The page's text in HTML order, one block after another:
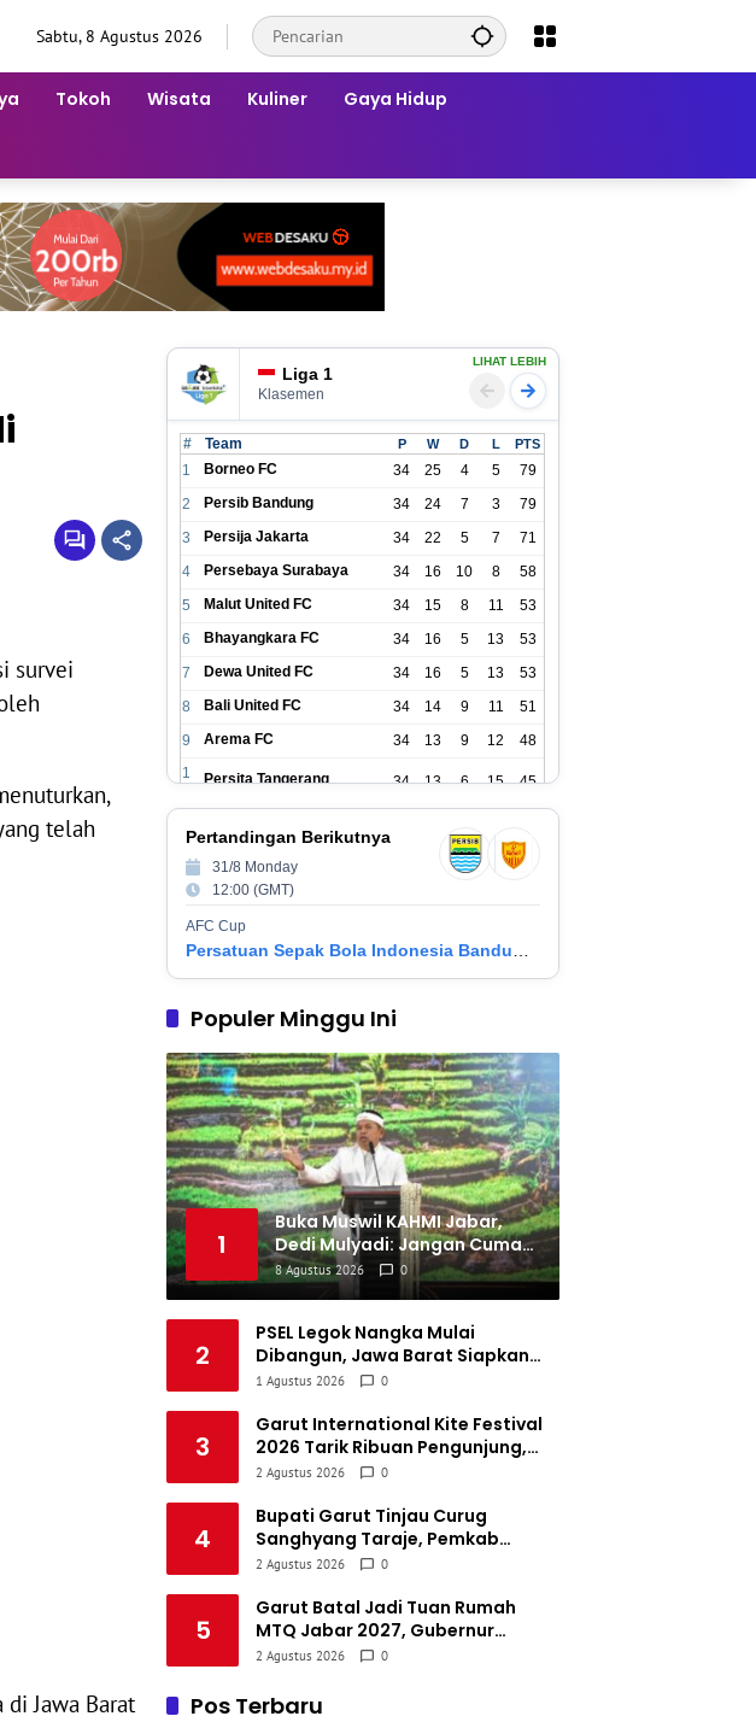
Sabtu, 8 Agustus 2026
Tokoh Wisata Kuliner Gaya Hidup
survei
telah
di Jawa Barat
Liga 1
Klasemen
LIHAT LEBIH
# Team P W D L PTS
1 Borneo FC 34 25 4 5
79
2
Persib Bandung 34 24 7 3
79
3
Persija Jakarta 34 22 5 7
71
4
Persebaya Surabaya 34 16 10 8
58
5
Malut United FC 34 15 8 11
53
6
Bhayangkara FC 34 16 5 13
53
7
Dewa United FC 34 16 5 13
53
8
Bali United FC 34 14 9 11
51
9
Arema FC 34 13 9 12
48
1
Persita Tangerang 34 13 6 15 45
1
1
2
Persik Kediri 6 17
3
Persijap Jepara
1
4
PSM Makassar 34
1
6
Persis Solo 34 8 10 16 34
1
7
Semen Padang FC 34 5 5 24 20
1
8
PSBS Biak 34 4 6 24 18
Pertandingan Berikutnya
31/8 Monday
12:00 (GMT)
AFC Cup
Populer Minggu Ini
1
Buka Muswil KAHMI Jabar,
Dedi Mulyadi: Jangan Cuma
Kejar Gelar, Akademisi Harus
Buat Karya Nyata
8 Agustus 2026 0
2
PSEL Legok Nangka Mulai
Dibangun, Jawa Barat Siapkan
Pengolahan 2.131 Ton Sampah per
1 Agustus 2026 0
3
Garut International Kite Festival
2026 Tarik Ribuan Pengunjung,
Bupati Syakur: Garut Makin
2 Agustus 2026 0
4
Bupati Garut Tinjau Curug
Sanghyang Taraje, Pemkab
Siapkan Penguatan Infrastruktur
2 Agustus 2026 0
5
Garut Batal Jadi Tuan Rumah
MTQ Jabar 2027, Gubernur
Ungkap APBD Turun dan Fokus
2 Agustus 2026 0
Pos Terbaru